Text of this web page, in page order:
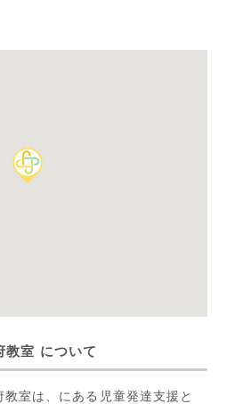
教室 について
室は、にある児童発達支援と